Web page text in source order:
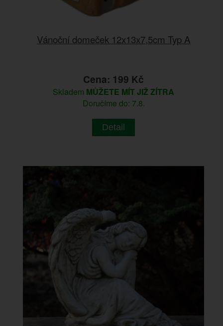
Vánoční domeček 12x13x7,5cm Typ A
Cena: 199 Kč
Skladem MŮŽETE MÍT JIŽ ZÍTRA
Doručíme do: 7.8.
Detail